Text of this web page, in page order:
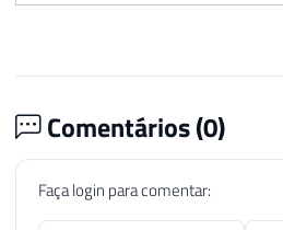
Comentários (0)
Faça login para comentar: